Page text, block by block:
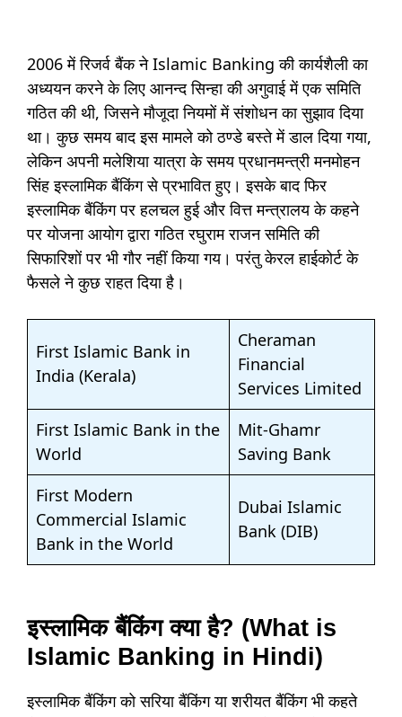
2006 में रिजर्व बैंक ने Islamic Banking की कार्यशैली का
अध्ययन करने के लिए आनन्द सिन्हा की अगुवाई में एक समिति
गठित की थी, जिसने मौजूदा नियमों में संशोधन का सुझाव दिया
था। कुछ समय बाद इस मामले को ठण्डे बस्ते में डाल दिया गया,
लेकिन अपनी मलेशिया यात्रा के समय प्रधानमन्त्री मनमोहन
सिंह इस्लामिक बैंकिंग से प्रभावित हुए। इसके बाद फिर
इस्लामिक बैंकिंग पर हलचल हुई और वित्त मन्त्रालय के कहने
पर योजना आयोग द्वारा गठित रघुराम राजन समिति की
सिफारिशों पर भी गौर नहीं किया गय। परंतु केरल हाईकोर्ट के
फैसले ने कुछ राहत दिया है।
First Islamic Bank in
India (Kerala)
Cheraman
Financial
Services Limited
First Islamic Bank in the
World
Mit-Ghamr
Saving Bank
First Modern
Commercial Islamic
Bank in the World
Dubai Islamic
Bank (DIB)
इस्लामिक बैंकिंग क्या है? (What is
Islamic Banking in Hindi)
इस्लामिक बैंकिंग को सरिया बैंकिंग या शरीयत बैंकिंग भी कहते